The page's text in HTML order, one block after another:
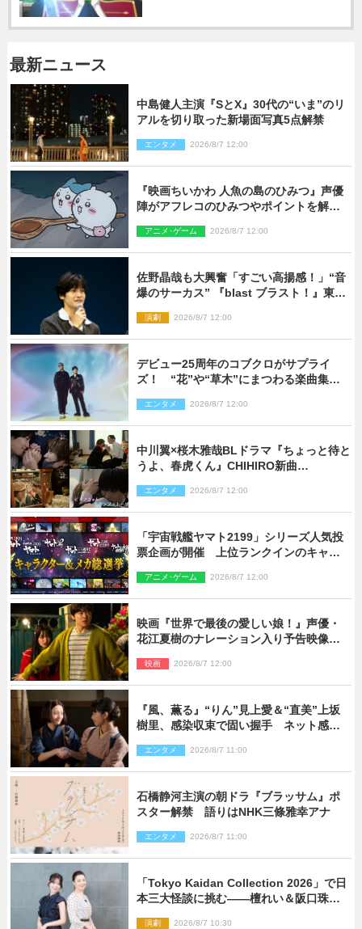
最新ニュース
中島健人主演『SとX』30代の“いま”のリ
アルを切り取った新場面写真5点解禁
エンタメ 2026/8/7 12:00
『映画ちいかわ 人魚の島のひみつ』声優
陣がアフレコのひみつやポイントを解
アニメ･ゲーム 2026/8/7 12:00
佐野晶哉も大興奮「すごい高揚感！」“音
爆のサーカス” 『blast ブラスト！』東京
演劇 2026/8/7 12:00
デビュー25周年のコブクロがサプライ
ズ！ “花”や“草木”にまつわる楽曲集め
信リリース
エンタメ 2026/8/7 12:00
中川翼×桜木雅哉BLドラマ『ちょっと待と
うよ、春虎くん』CHIHIRO新曲
エンタメ 2026/8/7 12:00
「宇宙戦艦ヤマト2199」シリーズ人気投
票企画が開催 上位ランクインのキャラ
を制作
アニメ･ゲーム 2026/8/7 12:00
映画『世界で最後の愛しい娘！』声優・
花江夏樹のナレーション入り予告映像解
い！」
映画 2026/8/7 12:00
『風、薫る』“りん”見上愛＆“直美”上坂
樹里、感染収束で固い握手 ネット感動
エンタメ 2026/8/7 11:00
石橋静河主演の朝ドラ『ブラッサム』ポ
スター解禁 語りはNHK三條雅幸アナ
エンタメ 2026/8/7 11:00
「Tokyo Kaidan Collection 2026」で日
本三大怪談に挑む――檀れい＆阪口珠美
演劇 2026/8/7 10:30